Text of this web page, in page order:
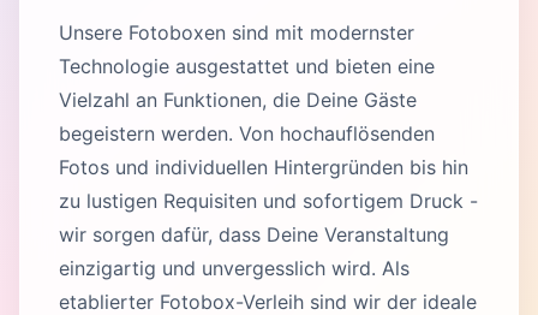
Unsere Fotoboxen sind mit modernster
Technologie ausgestattet und bieten eine
Vielzahl an Funktionen, die Deine Gäste
begeistern werden. Von hochauflösenden
Fotos und individuellen Hintergründen bis hin
zu lustigen Requisiten und sofortigem Druck -
wir sorgen dafür, dass Deine Veranstaltung
einzigartig und unvergesslich wird. Als
etablierter Fotobox-Verleih sind wir der ideale